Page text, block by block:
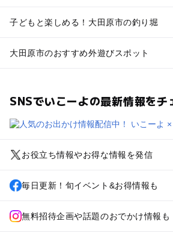
子どもと楽しめる！大田原市の釣り堀
大田原市のおすすめ外遊びスポット
SNSでいこーよの最新情報をチ
お役立ち情報やお得な情報を発信
毎日更新！旬イベント&お得情報も
無料招待企画や話題のおでかけ情報も